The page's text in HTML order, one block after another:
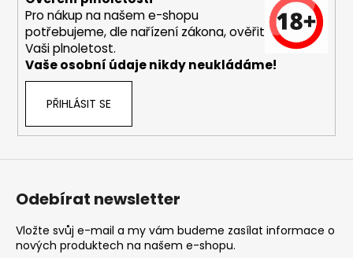
u
u
ASPIRE
ŽHAVÍCÍ
HLAVA
43
Kč
Pro nákup na našem e-shopu
potřebujeme, dle nařízení zákona, ověřit
Vaši plnoletost.
Vaše osobní údaje nikdy neukládáme!
PŘIHLÁSIT SE
Odebírat newsletter
Vložte svůj e-mail a my vám budeme zasílat informace o
nových produktech na našem e-shopu.